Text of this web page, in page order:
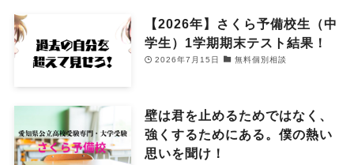
【2026年】さくら予備校生（中
学生）1学期期末テスト結果！
2026年7月15日 無料個別相談
壁は君を止めるためではなく、
強くするためにある。僕の熱い
思いを聞け！